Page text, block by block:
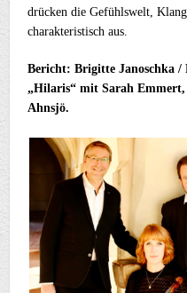
drücken die Gefühlswelt,
charakteristisch aus.
Bericht: Brigitte Janoschka
„Hilaris“ mit Sarah
Ahnsjö.